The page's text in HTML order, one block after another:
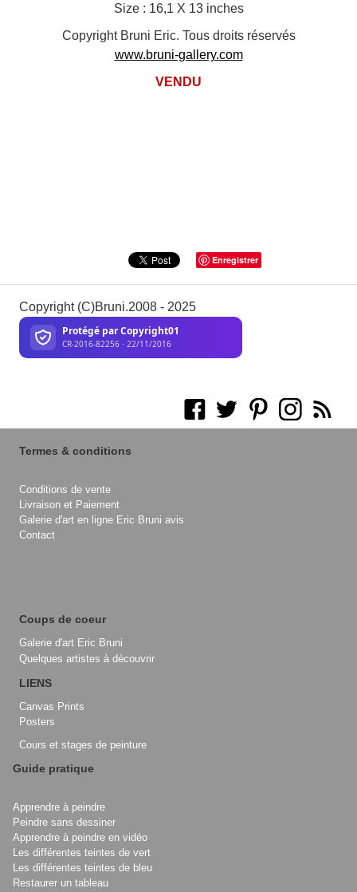
Size : 16,1 X 13 inches
Copyright Bruni Eric. Tous droits réservés
www.bruni-gallery.com
VENDU
Enregistrer
Copyright (C)Bruni.2008 - 2025
Termes & conditions
Conditions de vente
Livraison et Paiement
Galerie d'art en ligne Eric Bruni avis
Contact
Coups de coeur
Galerie d'art Eric Bruni
Quelques artistes à découvrir
LIENS
Canvas Prints
Posters
Cours et stages de peinture
Guide pratique
Apprendre à peindre
Peindre sans dessiner
Apprendre à peindre en vidéo
Les différentes teintes de vert
Les différentes teintes de bleu
Restaurer un tableau